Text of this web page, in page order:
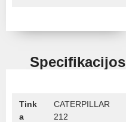
Specifikacijos
Tink
a
CATERPILLAR
212